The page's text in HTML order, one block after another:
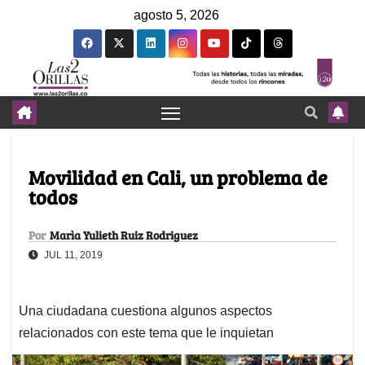
agosto 5, 2026
Movilidad en Cali, un problema de
todos
Por Marìa Yulieth Ruiz Rodriguez
JUL 11, 2019
Una ciudadana cuestiona algunos aspectos
relacionados con este tema que le inquietan